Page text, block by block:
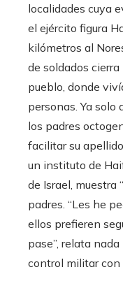
localidades cuya
el ejército figura
kilómetros al
de soldados
pueblo, donde
personas. Ya solo
los padres
facilitar su
un instituto de
de Israel, muestra
padres. “Les he
ellos prefieren
pase”, relata
control militar con